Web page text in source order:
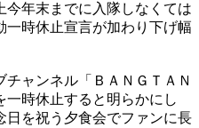
年末までに入隊しなくては
一時休止宣言が加わり下げ幅
チャンネル「ＢＡＮＧＴＡＮ
一時休止すると明らかにし
日を祝う夕食会でファンに長